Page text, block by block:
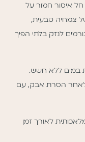
איסור חמור על
צמחיה טבעית,
לנזק בלתי הפיך
במים ללא חשש.
הסרת אבק, עם
לאורך זמן